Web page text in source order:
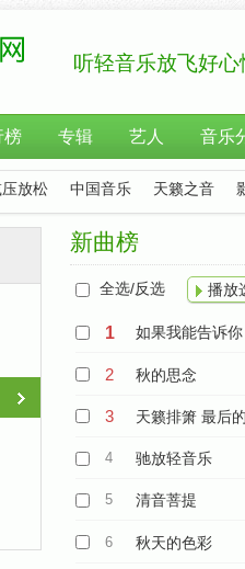
听轻音乐放飞好心
榜 专辑 艺人 音乐
放松 中国音乐 天籁之音
新曲榜
全选/反选 播放
1 如果我能告诉你
2 秋的思念
3 天籁排箫 最后
4 驰放轻音乐
5 清音菩提
6 秋天的色彩